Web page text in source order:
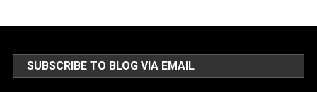
SUBSCRIBE TO BLOG VIA EMAIL